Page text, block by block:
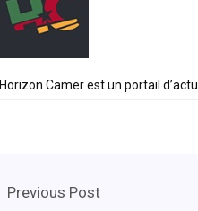
Horizon Camer est un portail
Previous Post